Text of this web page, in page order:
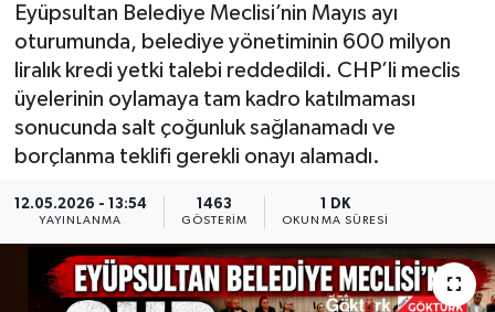
Eyüpsultan Belediye Meclisi’nin Mayıs ayı
oturumunda, belediye yönetiminin 600 milyon
liralık kredi yetki talebi reddedildi. CHP’li meclis
üyelerinin oylamaya tam kadro katılmaması
sonucunda salt çoğunluk sağlanamadı ve
borçlanma teklifi gerekli onayı alamadı.
12.05.2026 - 13:54
YAYINLANMA
1463
GÖSTERIM
1 DK
OKUNMA SÜRESI
GÖKTÜRK
GÜNDEM
KEMERBURGAZ
ÖZEL HABER